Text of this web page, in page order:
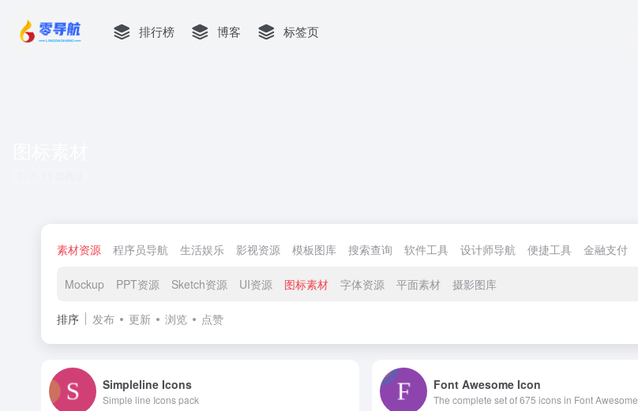
排行榜 博客 标签页
素材资源 程序员导航 生活娱乐 影视资源 模板图库 搜索查询 软件工具 设计师导航 便捷工具 金融支付
Mockup PPT资源 Sketch资源 UI资源 图标素材 字体资源 平面素材 摄影图库
排序 发布 更新 浏览 点赞
Simpleline Icons
Simple line Icons pack
Font Awesome Icon
The complete set of 675 icons in Font Awesome